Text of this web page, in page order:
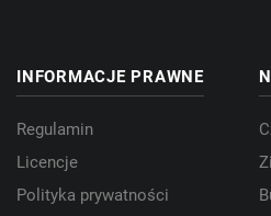
INFORMACJE PRAWNE
Regulamin
Licencje
Polityka prywatności